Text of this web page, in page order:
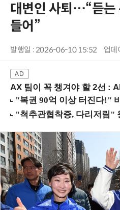
대변인 사퇴…“듣는
들어”
발행일 : 2026-06-10 15:52 업
AX 팀이 꼭 챙겨야 할 2선 : AI 핀옵스